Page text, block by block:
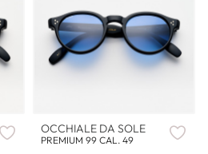
OCCHIALE DA SOLE
PREMIUM 99 CAL. 49